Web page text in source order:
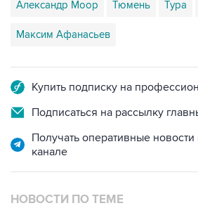
Александр Моор Тюмень Тура
Максим Афанасьев
Купить подписку на
Подписаться на рассылку
Получать оперативные
канале
НОВОСТИ ПО ТЕМЕ